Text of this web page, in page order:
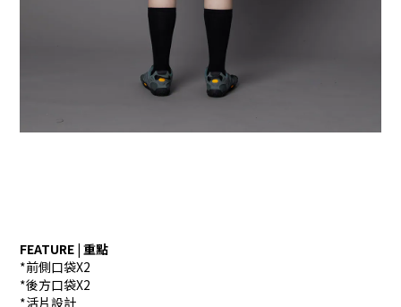
FEATURE | 重點
*前側口袋X2
*後方口袋X2
*活片設計